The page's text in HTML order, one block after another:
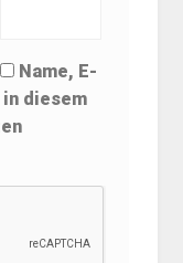
Name, E-
diesem